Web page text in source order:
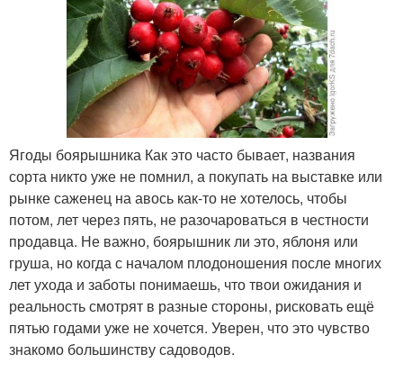
Ягоды боярышника Как это часто бывает, названия
сорта никто уже не помнил, а покупать на выставке или
рынке саженец на авось как-то не хотелось, чтобы
потом, лет через пять, не разочароваться в честности
продавца. Не важно, боярышник ли это, яблоня или
груша, но когда с началом плодоношения после многих
лет ухода и заботы понимаешь, что твои ожидания и
реальность смотрят в разные стороны, рисковать ещё
пятью годами уже не хочется. Уверен, что это чувство
знакомо большинству садоводов.